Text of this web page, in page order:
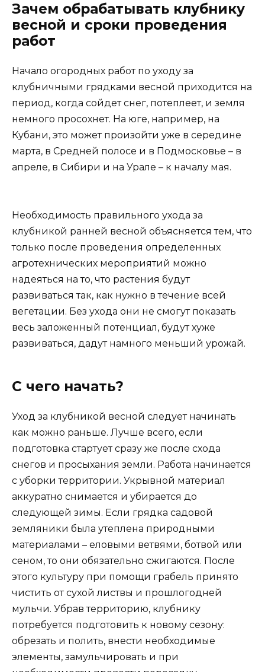
Зачем обрабатывать клубнику
весной и сроки проведения
работ
Начало огородных работ по уходу за
клубничными грядками весной приходится на
период, когда сойдет снег, потеплеет, и земля
немного просохнет. На юге, например, на
Кубани, это может произойти уже в середине
марта, в Средней полосе и в Подмосковье – в
апреле, в Сибири и на Урале – к началу мая.
Необходимость правильного ухода за
клубникой ранней весной объясняется тем, что
только после проведения определенных
агротехнических мероприятий можно
надеяться на то, что растения будут
развиваться так, как нужно в течение всей
вегетации. Без ухода они не смогут показать
весь заложенный потенциал, будут хуже
развиваться, дадут намного меньший урожай.
С чего начать?
Уход за клубникой весной следует начинать
как можно раньше. Лучше всего, если
подготовка стартует сразу же после схода
снегов и просыхания земли. Работа начинается
с уборки территории. Укрывной материал
аккуратно снимается и убирается до
следующей зимы. Если грядка садовой
земляники была утеплена природными
материалами – еловыми ветвями, ботвой или
сеном, то они обязательно сжигаются. После
этого культуру при помощи грабель принято
чистить от сухой листвы и прошлогодней
мульчи. Убрав территорию, клубнику
потребуется подготовить к новому сезону:
обрезать и полить, внести необходимые
элементы, замульчировать и при